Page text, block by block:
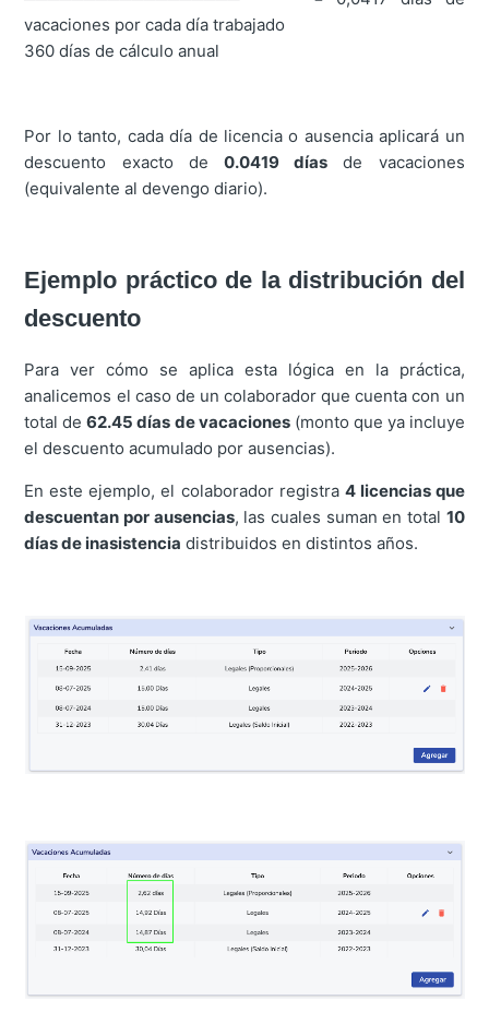
vacaciones por cada día trabajado
360 días de cálculo anual
Por lo tanto, cada día de licencia o ausencia aplicará un
descuento exacto de 0.0419 días de vacaciones
(equivalente al devengo diario).
Ejemplo práctico de la distribución del
descuento
Para ver cómo se aplica esta lógica en la práctica,
analicemos el caso de un colaborador que cuenta con un
total de62.45 días de vacaciones(monto que ya incluye
el descuento acumulado por ausencias).
En este ejemplo, el colaborador registra 4 licencias que
descuentan por ausencias, las cuales suman en total 10
días de inasistencia distribuidos en distintos años.